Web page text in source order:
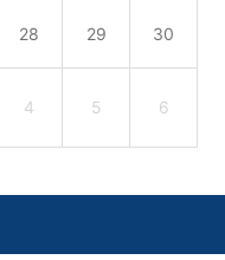
28 29 30
4 5 6